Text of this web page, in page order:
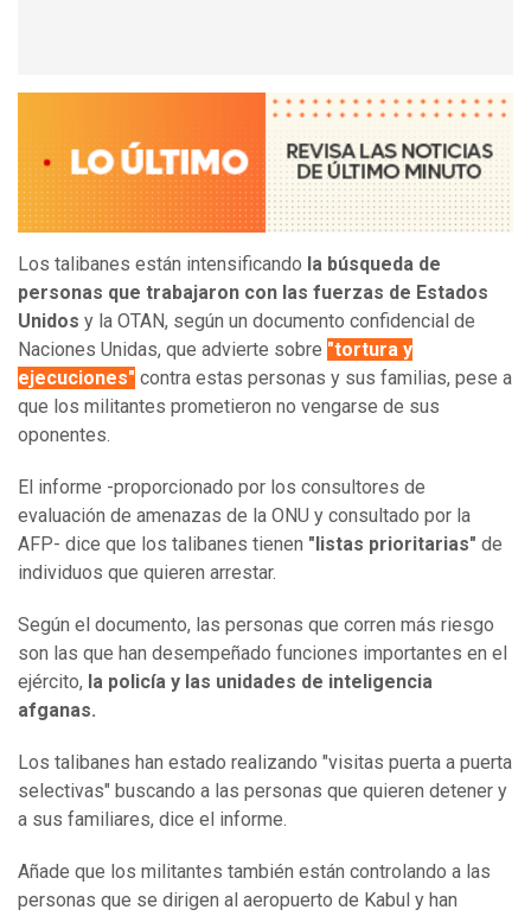
Los talibanes están intensificando la búsqueda de
personas que trabajaron con las fuerzas de Estados
Unidos y la OTAN, según un documento confidencial de
Naciones Unidas, que advierte sobre "tortura y
ejecuciones" contra estas personas y sus familias, pese a
que los militantes prometieron no vengarse de sus
oponentes.
El informe -proporcionado por los consultores de
evaluación de amenazas de la ONU y consultado por la
AFP- dice que los talibanes tienen "listas prioritarias" de
individuos que quieren arrestar.
Según el documento, las personas que corren más riesgo
son las que han desempeñado funciones importantes en el
ejército, la policía y las unidades de inteligencia
afganas.
Los talibanes han estado realizando "visitas puerta a puerta
selectivas" buscando a las personas que quieren detener y
a sus familiares, dice el informe.
Añade que los militantes también están controlando a las
personas que se dirigen al aeropuerto de Kabul y han